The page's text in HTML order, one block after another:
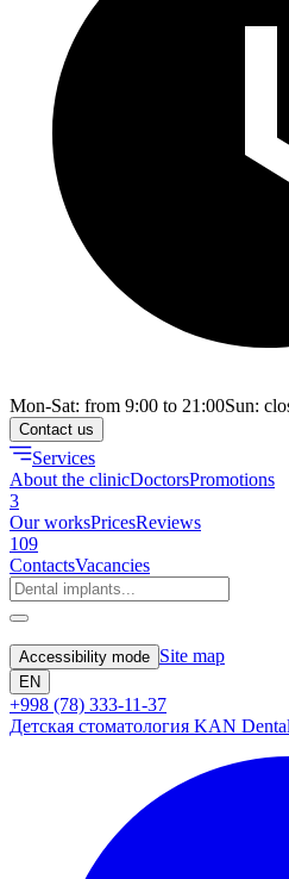
Mon-Sat: from 9:00 to 21:00Sun:
Contact us
Services
About the clinicDoctorsPromotions
3
Our worksPricesReviews
109
ContactsVacancies
Accessibility mode Site map
EN
+998 (78) 333-11-37
Детская стоматология KAN